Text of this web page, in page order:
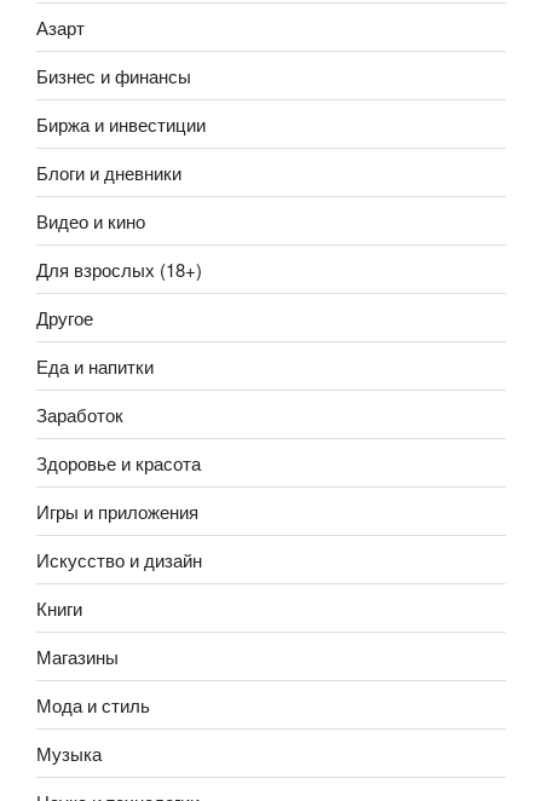
Азарт
Бизнес и финансы
Биржа и инвестиции
Блоги и дневники
Видео и кино
Для взрослых (18+)
Другое
Еда и напитки
Заработок
Здоровье и красота
Игры и приложения
Искусство и дизайн
Книги
Магазины
Мода и стиль
Музыка